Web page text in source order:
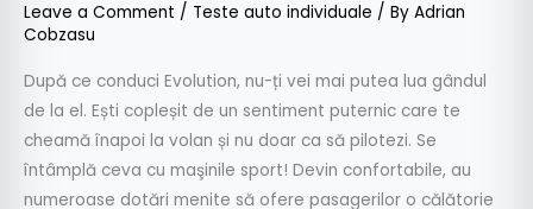
Leave a Comment / Teste auto individuale / By Adrian
Cobzasu
După ce conduci Evolution, nu-ți vei mai putea lua gândul
de la el. Ești copleșit de un sentiment puternic care te
cheamă înapoi la volan și nu doar ca să pilotezi. Se
întâmplă ceva cu maşinile sport! Devin confortabile, au
numeroase dotări menite să ofere pasagerilor o călătorie